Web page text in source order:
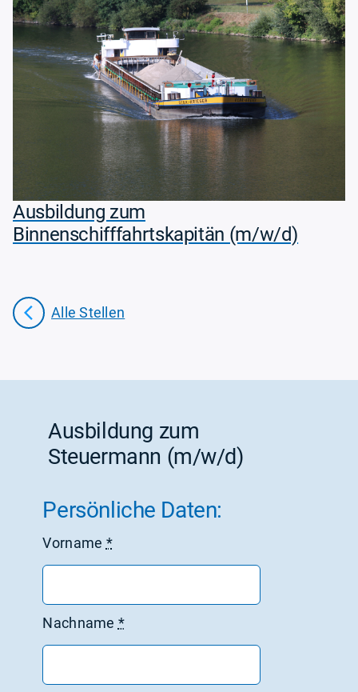
Ausbildung zum
Binnenschifffahrtskapitän (m/w/d)
Alle Stellen
Ausbildung zum
Steuermann (m/w/d)
Persönliche Daten:
Vorname *
Nachname *